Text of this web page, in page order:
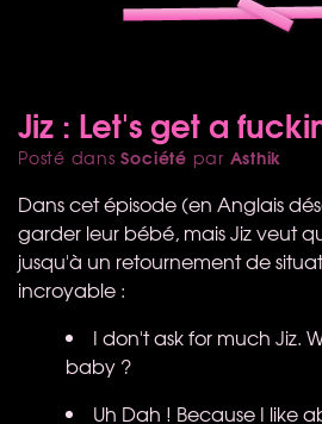
Jiz : Let's get a
Posté dansSociété par Asthik
Dans cet épisode (en Anglais
garder leur bébé, mais Jiz veut
jusqu'à un retournement de
incroyable :
I don't ask for much Jiz.
baby ?
Uh Dah ! Because I like